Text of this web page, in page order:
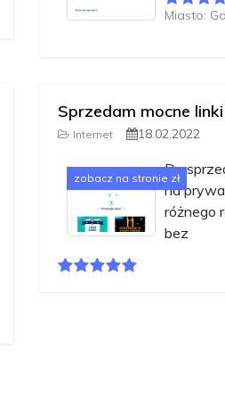
Miasto:
Sprzedam mocne linki
Internet 18.02.2022
zobacz na stronie zł
Do
na
różnego
bez